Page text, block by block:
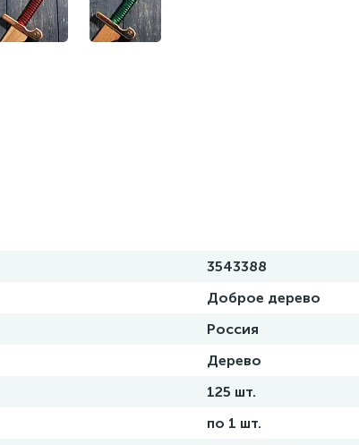
3543388
Доброе дерево
Россия
Дерево
125 шт.
по 1 шт.